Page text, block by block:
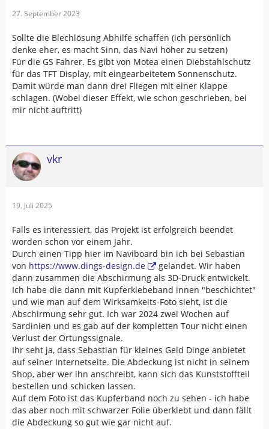
27. September 2023
Sollte die Blechlösung Abhilfe schaffen (ich persönlich
denke eher, es macht Sinn, das Navi höher zu setzen)
Für die GS Fahrer. Es gibt von Motea einen Diebstahlschutz
für das TFT Display, mit eingearbeitetem Sonnenschutz.
Damit würde man dann drei Fliegen mit einer Klappe
schlagen. (Wobei dieser Effekt, wie schon geschrieben, bei
mir nicht auftritt)
vkr
19. Juli 2025
Falls es interessiert, das Projekt ist erfolgreich beendet
worden schon vor einem Jahr.
Durch einen Tipp hier im Naviboard bin ich bei Sebastian
von https://www.dings-design.de
gelandet. Wir haben
dann zusammen die Abschirmung als 3D-Druck entwickelt.
Ich habe die dann mit Kupferklebeband innen "beschichtet"
und wie man auf dem Wirksamkeits-Foto sieht, ist die
Abschirmung sehr gut. Ich war 2024 zwei Wochen auf
Sardinien und es gab auf der kompletten Tour nicht einen
Verlust der Ortungssignale.
Ihr seht ja, dass Sebastian für kleines Geld Dinge anbietet
auf seiner Internetseite. Die Abdeckung ist nicht in seinem
Shop, aber wer ihn anschreibt, kann sich das Kunststoffteil
bestellen und schicken lassen.
Auf dem Foto ist das Kupferband noch zu sehen - ich habe
das aber noch mit schwarzer Folie überklebt und dann fällt
die Abdeckung so gut wie gar nicht auf.